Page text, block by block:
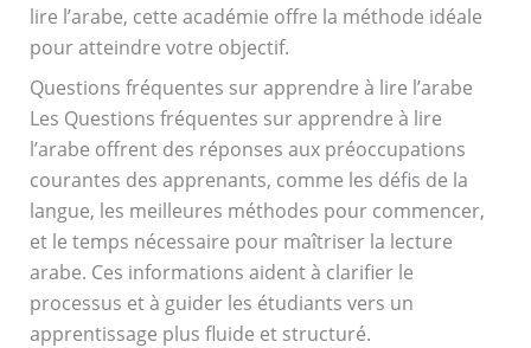
lire l’arabe, cette académie offre la méthode idéale
pour atteindre votre objectif.
Questions fréquentes sur apprendre à lire l’arabe
Les Questions fréquentes sur apprendre à lire
l’arabe offrent des réponses aux préoccupations
courantes des apprenants, comme les défis de la
langue, les meilleures méthodes pour commencer,
et le temps nécessaire pour maîtriser la lecture
arabe. Ces informations aident à clarifier le
processus et à guider les étudiants vers un
apprentissage plus fluide et structuré.